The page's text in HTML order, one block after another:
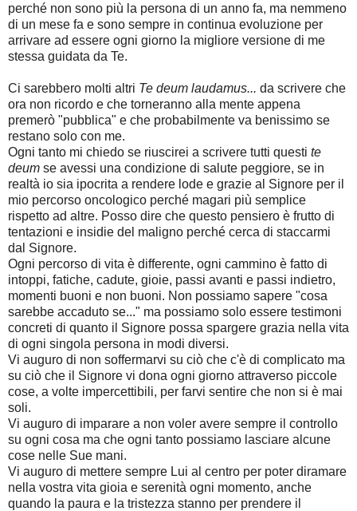
perché non sono più la persona di un anno fa, ma nemmeno
di un mese fa e sono sempre in continua evoluzione per
arrivare ad essere ogni giorno la migliore versione di me
stessa guidata da Te.
Ci sarebbero molti altri Te deum laudamus... da scrivere che
ora non ricordo e che torneranno alla mente appena
premerò "pubblica" e che probabilmente va benissimo se
restano solo con me.
Ogni tanto mi chiedo se riuscirei a scrivere tutti questi te
deum se avessi una condizione di salute peggiore, se in
realtà io sia ipocrita a rendere lode e grazie al Signore per il
mio percorso oncologico perché magari più semplice
rispetto ad altre. Posso dire che questo pensiero è frutto di
tentazioni e insidie del maligno perché cerca di staccarmi
dal Signore.
Ogni percorso di vita è differente, ogni cammino è fatto di
intoppi, fatiche, cadute, gioie, passi avanti e passi indietro,
momenti buoni e non buoni. Non possiamo sapere "cosa
sarebbe accaduto se..." ma possiamo solo essere testimoni
concreti di quanto il Signore possa spargere grazia nella vita
di ogni singola persona in modi diversi.
Vi auguro di non soffermarvi su ciò che c'è di complicato ma
su ciò che il Signore vi dona ogni giorno attraverso piccole
cose, a volte impercettibili, per farvi sentire che non si è mai
soli.
Vi auguro di imparare a non voler avere sempre il controllo
su ogni cosa ma che ogni tanto possiamo lasciare alcune
cose nelle Sue mani.
Vi auguro di mettere sempre Lui al centro per poter diramare
nella vostra vita gioia e serenità ogni momento, anche
quando la paura e la tristezza stanno per prendere il